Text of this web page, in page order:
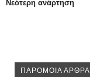
Νεότερη ανάρτηση
ΠΑΡΟΜΟΙΑ ΑΡΘΡΑ